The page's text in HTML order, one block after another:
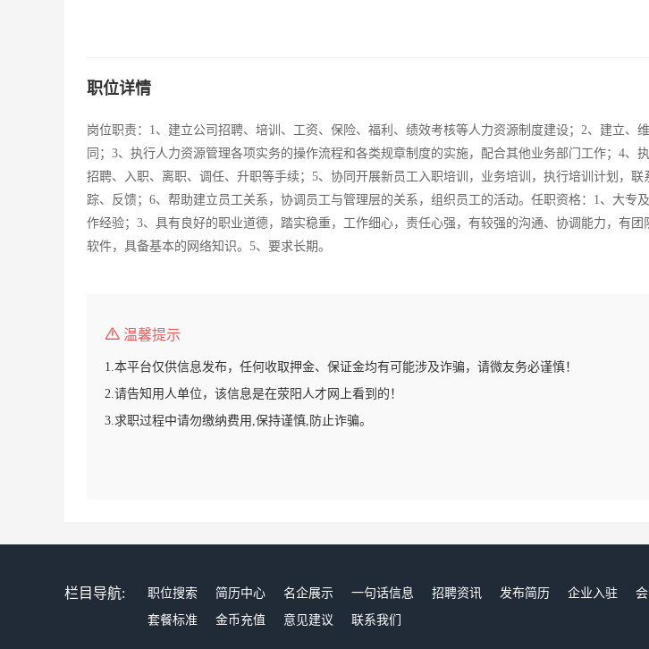
职位详情
岗位职责：1、建立公司招聘、培训、工资、保险、福利、绩效考核等人力资源制度建设；2、建立、
同；3、执行人力资源管理各项实务的操作流程和各类规章制度的实施，配合其他业务部门工作；4、
招聘、入职、离职、调任、升职等手续；5、协同开展新员工入职培训，业务培训，执行培训计划，
踪、反馈；6、帮助建立员工关系，协调员工与管理层的关系，组织员工的活动。任职资格：1、大专
作经验；3、具有良好的职业道德，踏实稳重，工作细心，责任心强，有较强的沟通、协调能力，有
软件，具备基本的网络知识。5、要求长期。
温馨提示
1.本平台仅供信息发布，任何收取押金、保证金均有可能涉及诈骗，请微友务必谨慎！
2.请告知用人单位，该信息是在荥阳人才网上看到的！
3.求职过程中请勿缴纳费用,保持谨慎,防止诈骗。
栏目导航: 职位搜索 简历中心 名企展示 一句话信息 招聘资讯 发布简历 企业入驻
套餐标准
金币充值 意见建议 联系我们